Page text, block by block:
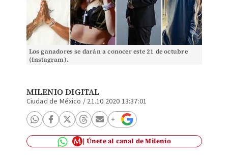
Los ganadores se darán a conocer este 21 de octubre
(Instagram).
MILENIO DIGITAL
Ciudad de México / 21.10.2020 13:37:01
Únete al canal de Milenio